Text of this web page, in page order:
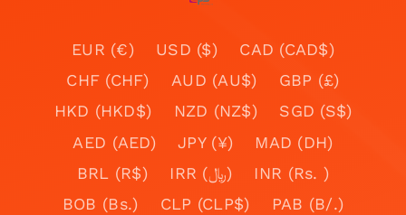
EUR (€) USD ($)
CAD (CAD$)
CHF (CHF)
AUD (AU$)
GBP (£)
HKD (HKD$)
NZD (NZ$)
SGD (S$)
AED (AED)
JPY (¥)
MAD (DH)
BRL (R$)
IRR (﷼)
INR (Rs. )
BOB (Bs.)
CLP (CLP$)
PAB (B/.)